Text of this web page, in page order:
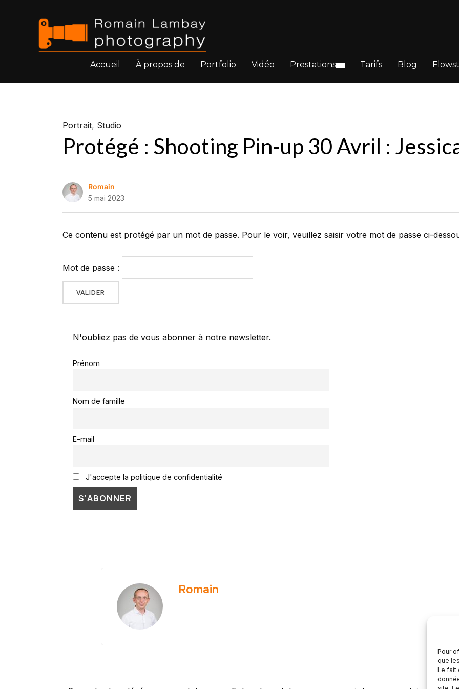
Pour
que
Le fait
Accueil À propos de Portfolio Vidéo Prestations Tarifs Blog
Portrait, Studio
Protégé : Shooting Pin-up 30 Avril :
Romain
5 mai 2023
Ce contenu est protégé par un mot de passe. Pour le voir, veuillez saisir votre mot de passe ci-
Mot de passe :
N'oubliez pas de vous abonner à notre newsletter.
Prénom
Nom de famille
E-mail
J'accepte la politique de confidentialité
Romain